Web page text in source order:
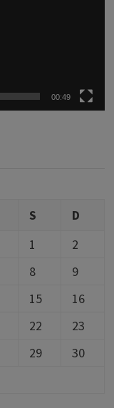
00:49
S
D
1
2
8
9
15
16
22
23
29
30